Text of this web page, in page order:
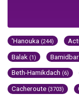
'Hanouka (244)
Balak (1) Bamidbar
Beth-Hamikdach (6)
Cacheroute (3703)